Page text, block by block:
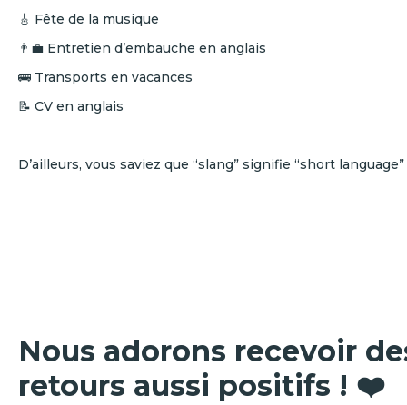
🎸 Fête de la musique
👨‍💼 Entretien d’embauche en anglais
🚌 Transports en vacances
📝 CV en anglais
D’ailleurs, vous saviez que “slang” signifie “short language”
Nous adorons recevoir
retours aussi positifs ! ❤️